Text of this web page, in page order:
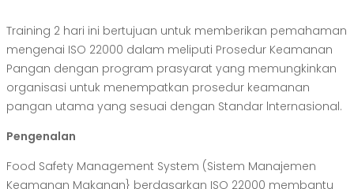
Training 2 hari ini bertujuan untuk memberikan pemahaman
mengenai ISO 22000 dalam meliputi Prosedur Keamanan
Pangan dengan program prasyarat yang memungkinkan
organisasi untuk menempatkan prosedur keamanan
pangan utama yang sesuai dengan Standar lnternasional.
Pengenalan
Food Safety Management System (Sistem Manajemen
Keamanan Makanan} berdasarkan ISO 22000 membantu